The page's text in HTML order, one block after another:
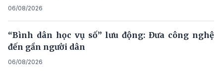
06/08/2026
“Bình dân học vụ số” lưu động: Đưa công nghệ
đến gần người dân
06/08/2026